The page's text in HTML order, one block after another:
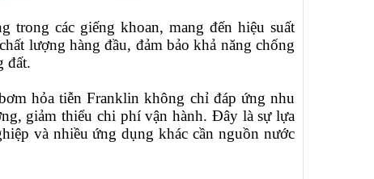
trong các giếng khoan, mang đến hiệu suất
lượng hàng đầu, đảm bảo khả năng chống
đất.
hỏa tiễn Franklin không chỉ đáp ứng nhu
giảm thiểu chi phí vận hành. Đây là sự lựa
và nhiều ứng dụng khác cần nguồn nước